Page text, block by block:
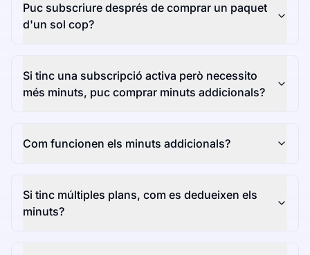
Puc subscriure després de comprar un paquet
d'un sol cop?
Si tinc una subscripció activa però necessito
més minuts, puc comprar minuts addicionals?
Com funcionen els minuts addicionals?
Si tinc múltiples plans, com es dedueixen els
minuts?